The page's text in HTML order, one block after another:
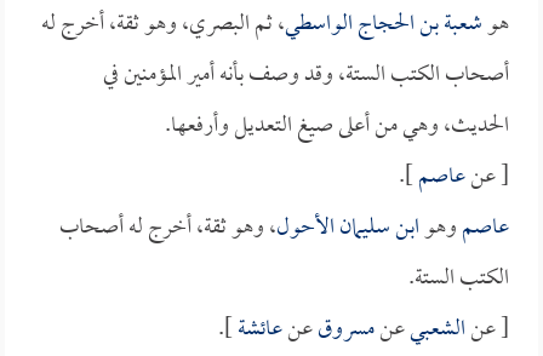
هوشعبة بن الحجاج الواسطي، ثم البصري، وهو ثقة، أخرج له
أصحاب الكتب الستة، وقد وصف بأنه أمير المؤمنين في
الحديث، وهي من أعلى صيغ التعديل وأرفعها.
[ عنعاصم].
عاصموهوابن سليمان الأحول، وهو ثقة، أخرج له أصحاب
الكتب الستة.
[ عنالشعبيعنمسروقعنعائشة].